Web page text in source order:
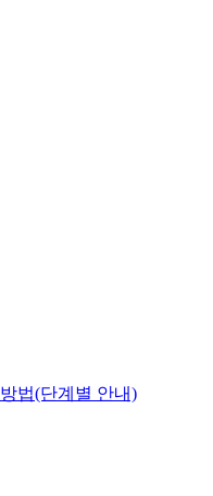
법(단계별 안내)